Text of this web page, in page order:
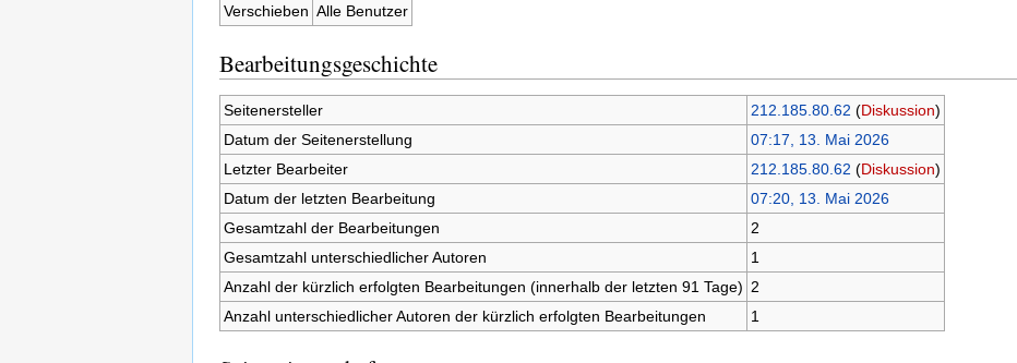
Verschieben Alle Benutzer
Bearbeitungsgeschichte
Seitenersteller 212.185.80.62 (Diskussion)
Datum der Seitenerstellung
07:17, 13. Mai 2026
Letzter Bearbeiter
212.185.80.62 (Diskussion)
Datum der letzten Bearbeitung
07:20, 13. Mai 2026
Gesamtzahl der Bearbeitungen
2
Gesamtzahl unterschiedlicher Autoren
1
Anzahl der kürzlich erfolgten Bearbeitungen (innerhalb der letzten 91 Tage) 2
Anzahl unterschiedlicher Autoren der kürzlich erfolgten Bearbeitungen
1